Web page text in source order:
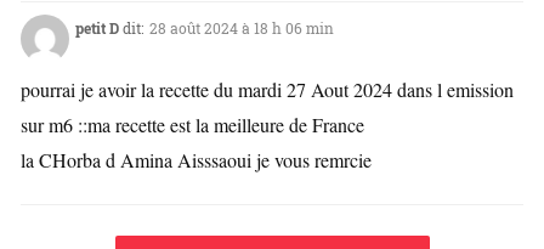
petit Ddit: 28 août 2024 à 18 h 06 min
pourrai je avoir la recette du mardi 27 Aout 2024 dans l emission
sur m6 ::ma recette est la meilleure de France
la CHorba d Amina Aisssaoui je vous remrcie